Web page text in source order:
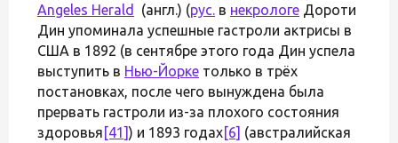
Angeles Herald
(англ.) (рус. в некрологе Дороти
Дин упоминала успешные гастроли актрисы в
США в 1892 (в сентябре этого года Дин успела
выступить в Нью-Йорке только в трёх
постановках, после чего вынуждена была
прервать гастроли из-за плохого состояния
здоровья [41]) и 1893 годах[6] (австралийская